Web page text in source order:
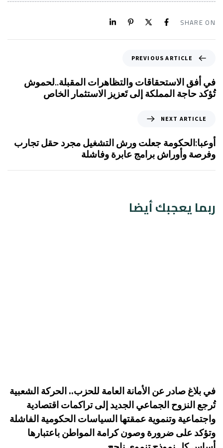
SHARE ON
PREVIOUS ARTICLE
في أفق الاستحقاقات والتظاهرات المقبلة..لحموش
تُؤكد حاجة المملكة إلى تَعزيز الاستثمار الخاص
NEXT ARTICLE
أوعبا:الحكومة جعلت ورش التشغيل مجرد حقل تجارب
وفرصة وأوراش برامج عابرة وفاشلة
ربما يعجبك أيضا
في بلاغ صادر عن الأمانة العامة للحزب.. الحركة الشعبية
تُرجع النزوح الجماعي الجديد إلى تراكمات اقتصادية
واجتماعية وتنموية عمقتها السياسات الحكومية الفاشلة
وتؤكد على ضرورة وصون كرامة المواطن باعتبارها